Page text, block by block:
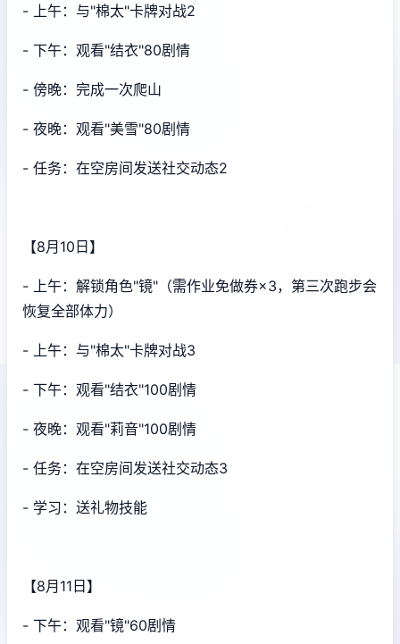
- 上午：与"棉太"卡牌对战2
- 下午：观看"结衣"80剧情
- 傍晚：完成一次爬山
- 夜晚：观看"美雪"80剧情
- 任务：在空房间发送社交动态2
【8月10日】
- 上午：解锁角色"镜"（需作业免做券×3，第三次跑步会
恢复全部体力）
- 上午：与"棉太"卡牌对战3
- 下午：观看"结衣"100剧情
- 夜晚：观看"莉音"100剧情
- 任务：在空房间发送社交动态3
- 学习：送礼物技能
【8月11日】
- 下午：观看"镜"60剧情